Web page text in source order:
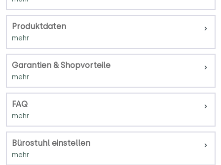
Produktdaten
Garantien & Shopvorteile
FAQ
Bürostuhl einstellen